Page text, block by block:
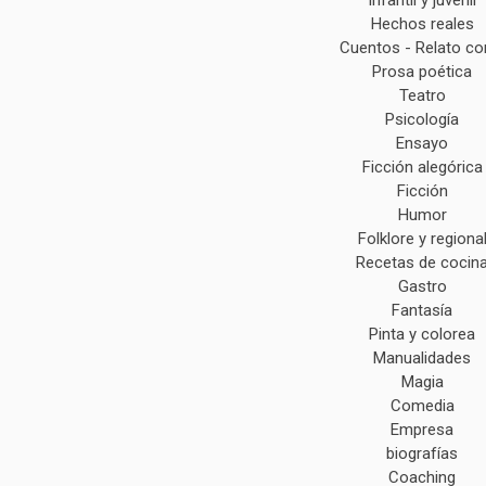
Hechos reales
Cuentos - Relato
Prosa poética
Teatro
Psicología
Ensayo
Ficción alegórica
Ficción
Humor
Folklore y regional
Recetas de
Gastro
Fantasía
Pinta y colorea
Manualidades
Magia
Comedia
Empresa
biografías
Coaching